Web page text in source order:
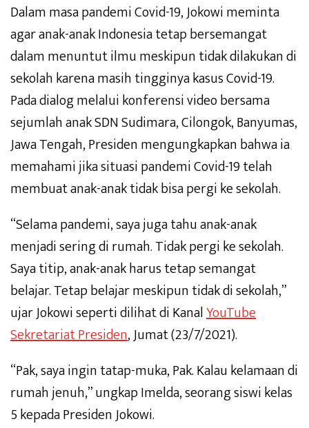
Dalam masa pandemi Covid-19, Jokowi meminta
agar anak-anak Indonesia tetap bersemangat
dalam menuntut ilmu meskipun tidak dilakukan di
sekolah karena masih tingginya kasus Covid-19.
Pada dialog melalui konferensi video bersama
sejumlah anak SDN Sudimara, Cilongok, Banyumas,
Jawa Tengah, Presiden mengungkapkan bahwa ia
memahami jika situasi pandemi Covid-19 telah
membuat anak-anak tidak bisa pergi ke sekolah.
“Selama pandemi, saya juga tahu anak-anak
menjadi sering di rumah. Tidak pergi ke sekolah.
Saya titip, anak-anak harus tetap semangat
belajar. Tetap belajar meskipun tidak di sekolah,”
ujar Jokowi seperti dilihat di KanalYouTube
Sekretariat Presiden, Jumat (23/7/2021).
“Pak, saya ingin tatap-muka, Pak. Kalau kelamaan di
rumah jenuh,” ungkap Imelda, seorang siswi kelas
5 kepada Presiden Jokowi.